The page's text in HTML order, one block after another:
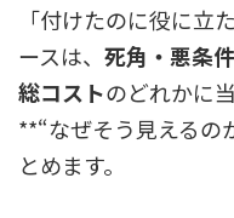
「付けたのに役に立
ースは、 死角・悪条
総コストのどれかに
**“なぜそう見えるの
とめます。